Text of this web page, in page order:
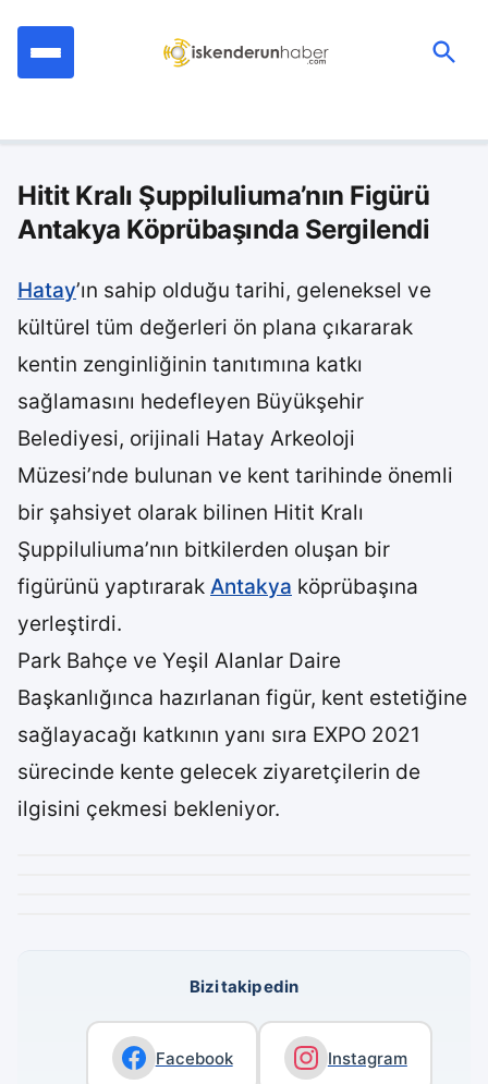
Hitit Kralı Şuppiluliuma’nın Figürü
Antakya Köprübaşında Sergilendi
Hatay’ın sahip olduğu tarihi, geleneksel ve
kültürel tüm değerleri ön plana çıkararak
kentin zenginliğinin tanıtımına katkı
sağlamasını hedefleyen Büyükşehir
Belediyesi, orijinali Hatay Arkeoloji
Müzesi’nde bulunan ve kent tarihinde önemli
bir şahsiyet olarak bilinen Hitit Kralı
Şuppiluliuma’nın bitkilerden oluşan bir
figürünü yaptırarak Antakya köprübaşına
yerleştirdi.
Park Bahçe ve Yeşil Alanlar Daire
Başkanlığınca hazırlanan figür, kent estetiğine
sağlayacağı katkının yanı sıra EXPO 2021
sürecinde kente gelecek ziyaretçilerin de
ilgisini çekmesi bekleniyor.
Bizi takip edin
Facebook Instagram